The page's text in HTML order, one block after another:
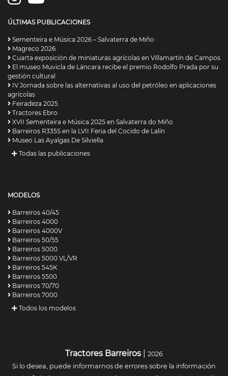
ÚLTIMAS PUBLICACIONES
Sementeira e Música 2026 – Salvaterra de Miño
Magreco 2026
Cuarta exposición de miniaturas agrícolas en Villamartín de Campos
El museo Muvicla de Láncara recibe el premio Rodolfo Prada por su
gestión cultural
IV Jornada sobre las alternativas al uso del petróleo en aplicaciones
agrícolas
Feiradeza 2025
Tractores Ebro
XVII Sementeira e Música 2025 en Salvaterra do Miño
Barreiros R335S en la LVII Feria del Cocido de Lalín
Museo Las Ayalgas De Silviella
Todas las publicaciones
MODELOS
Barreiros 40/45
Barreiros 4000
Barreiros 4000V
Barreiros 50/55
Barreiros 5000
Barreiros 5000 VL/VR
Barreiros 545K
Barreiros 5500
Barreiros 70/70
Barreiros 7000
Todos los modelos
Tractores Barreiros
2026
Si lo desea, puede informarnos de errores sobre la información